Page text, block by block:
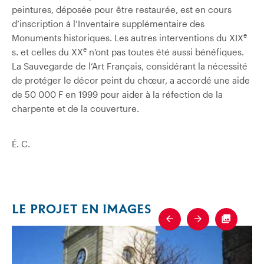
peintures, déposée pour être restaurée, est en cours
d’inscription à l’Inventaire supplémentaire des
Monuments historiques. Les autres interventions du XIXe
s. et celles du XXe n’ont pas toutes été aussi bénéfiques.
La Sauvegarde de l’Art Français, considérant la nécessité
de protéger le décor peint du chœur, a accordé une aide
de 50 000 F en 1999 pour aider à la réfection de la
charpente et de la couverture.
É. C.
LE PROJET EN IMAGES
Previous
Next